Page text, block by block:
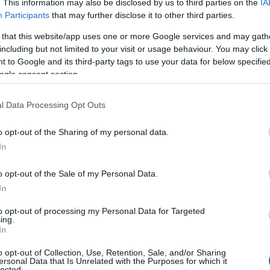
This information may also be disclosed by us to third parties on the
Participants that may further disclose it to other third parties.
that this website/app uses one or more Google services and may
but not limited to your visit or usage behaviour. You may
to Google and its third-party tags to use your data for below
consent section.
Data Processing Opt Outs
opt-out of the Sharing of my personal data.
opt-out of the Sale of my Personal Data.
opt-out of processing my Personal Data for Targeted
opt-out of Collection, Use, Retention, Sale, and/or Sharing
Data that Is Unrelated with the Purposes for which it
Παιδείας αναμένεται να ανακοινώσει το
των ΕΠΑΛ θα ξαναβρεθούν σε σχολική
εξεταστούν στα Μαθηματικά (Άλγεβρα).
οι εξετάσεις στα μαθήματα
προγραμματιστεί για το διάστημα 16
έως τις 26 Ιουνίου θα διεξαχθούν οι
δοκιμασίες για τους υποψηφίους που
Επιστήμης Φυσικής Αγωγής και